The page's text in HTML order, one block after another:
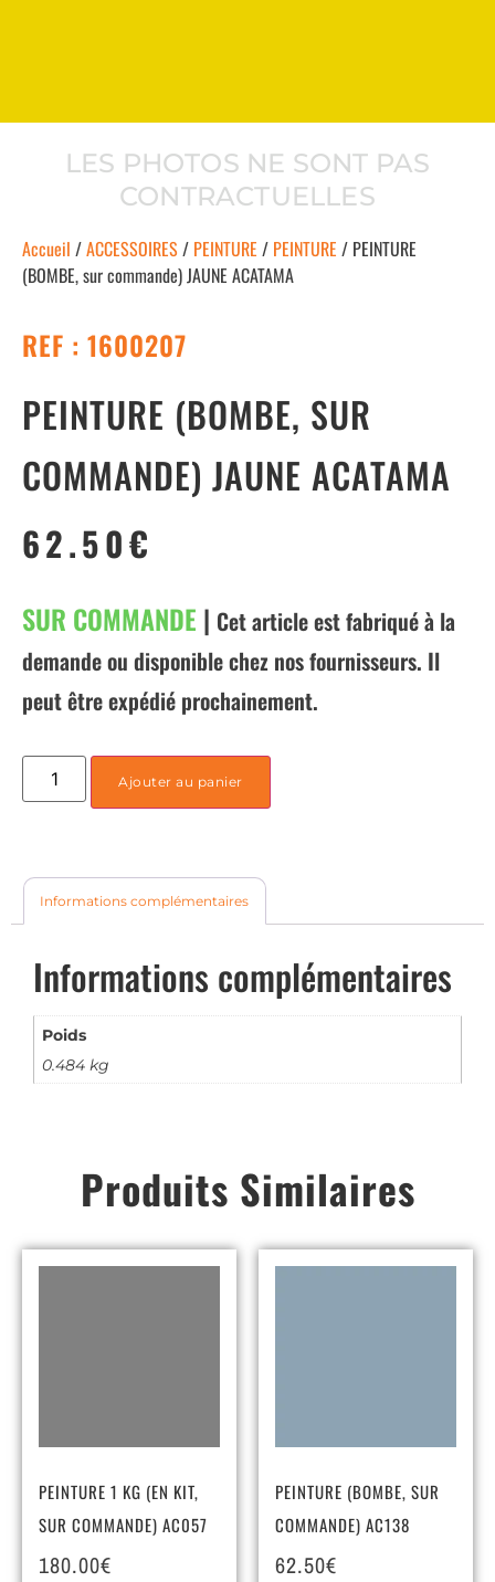
LES PHOTOS NE SONT PAS
CONTRACTUELLES
Accueil /ACCESSOIRES/ PEINTURE / PEINTURE / PEINTURE
(BOMBE, sur commande) JAUNE ACATAMA
REF : 1600207
PEINTURE (BOMBE, SUR
COMMANDE) JAUNE ACATAMA
62.50€
SUR COMMANDE | Cet article est fabriqué à la
demande ou disponible chez nos fournisseurs. Il
peut être expédié prochainement.
Ajouter au panier
Informations complémentaires
Informations complémentaires
Poids
0.484 kg
Produits Similaires
PEINTURE 1 KG (EN KIT,
SUR COMMANDE) AC057
180.00€
PEINTURE (BOMBE, SUR
COMMANDE) AC138
62.50€